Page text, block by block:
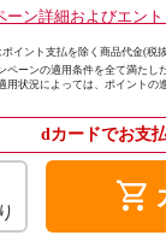
ーン詳細およびエン
イント支払を除く商品代金(税抜
ペーンの適用条件を全て満たし
用状況によっては、ポイント
dカードでお支
shopping_cart